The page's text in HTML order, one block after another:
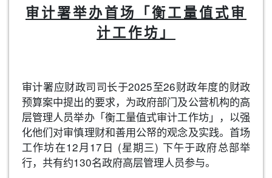
审计署举办首场「衡工量值式审
计工作坊」
审计署应财政司司长于2025至26财政年度的财政
预算案中提出的要求，为政府部门及公营机构的高
层管理人员举办「衡工量值式审计工作坊」，以强
化他们对审慎理财和善用公帑的观念及实践。首场
工作坊在12月17日 (星期三) 下午于政府总部举
行，共有约130名政府高层管理人员参与。